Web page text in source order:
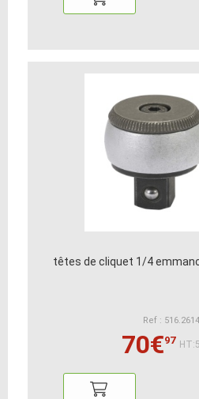
têtes de cliquet 1/4
Ref : 516.2614
70€97